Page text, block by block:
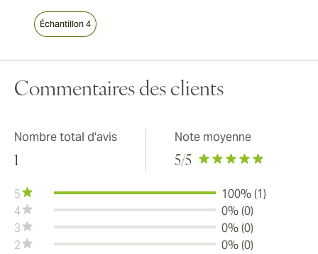
Échantillon 4
Commentaires des clients
Nombre total d'avis
1
Note moyenne
5/5
5
100% (1)
4
0% (0)
3
0% (0)
2
0% (0)